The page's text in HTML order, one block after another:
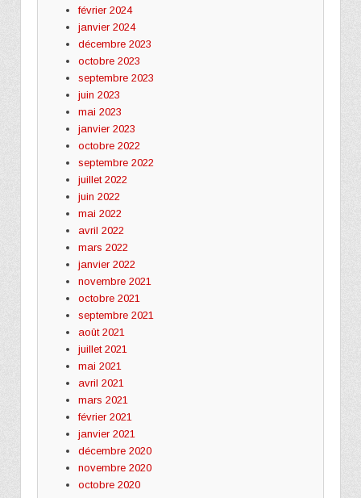
février 2024
janvier 2024
décembre 2023
octobre 2023
septembre 2023
juin 2023
mai 2023
janvier 2023
octobre 2022
septembre 2022
juillet 2022
juin 2022
mai 2022
avril 2022
mars 2022
janvier 2022
novembre 2021
octobre 2021
septembre 2021
août 2021
juillet 2021
mai 2021
avril 2021
mars 2021
février 2021
janvier 2021
décembre 2020
novembre 2020
octobre 2020